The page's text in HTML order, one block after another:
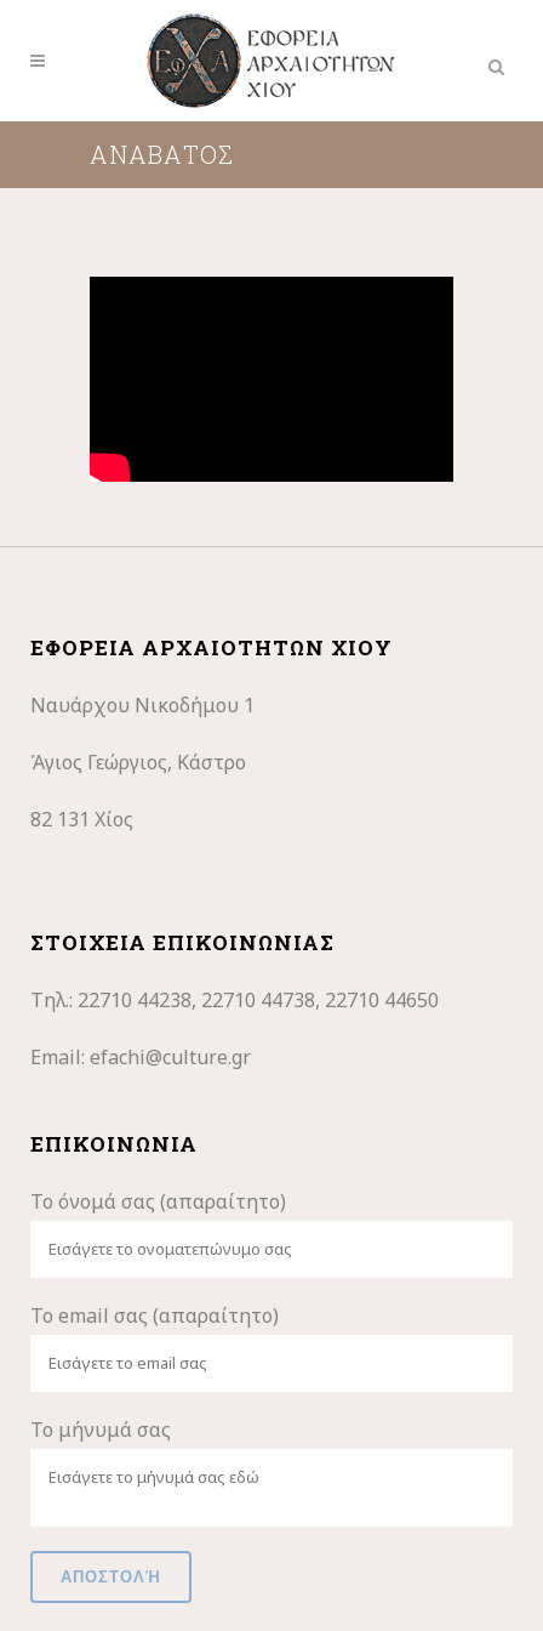
ΑΝΑΒΑΤΟΣ
ΕΦΟΡΕΊΑ ΑΡΧΑΙΟΤΉΤΩΝ ΧΊΟΥ
Ναυάρχου Νικοδήμου 1
Άγιος Γεώργιος, Κάστρο
82 131 Χίος
ΣΤΟΙΧΕΊΑ ΕΠΙΚΟΙΝΩΝΊΑΣ
Τηλ.: 22710 44238, 22710 44738, 22710 44650
Email: efachi@culture.gr
ΕΠΙΚΟΙΝΩΝΊΑ
Το όνομά σας (απαραίτητο)
Το email σας (απαραίτητο)
Το μήνυμά σας